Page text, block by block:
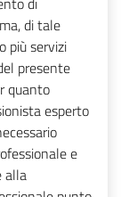
di tale
più servizi
presente
quanto
esperto
e
alla